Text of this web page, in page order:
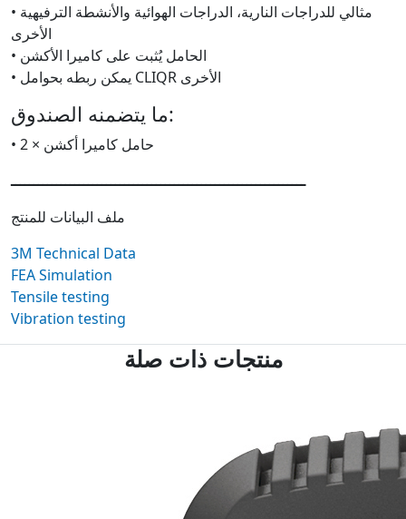
• مثالي للدراجات النارية، الدراجات الهوائية والأنشطة الترفيهية
الأخرى
• الحامل يُثبت على كاميرا الأكشن
• يمكن ربطه بحوامل CLIQR الأخرى
ما يتضمنه الصندوق:
• 2 × حامل كاميرا أكشن
ـــــــــــــــــــــــــــــــــــــــــــــــــــــــــــــــــ
ملف البيانات للمنتج
3M Technical Data
FEA Simulation
Tensile testing
Vibration testing
منتجات ذات صلة